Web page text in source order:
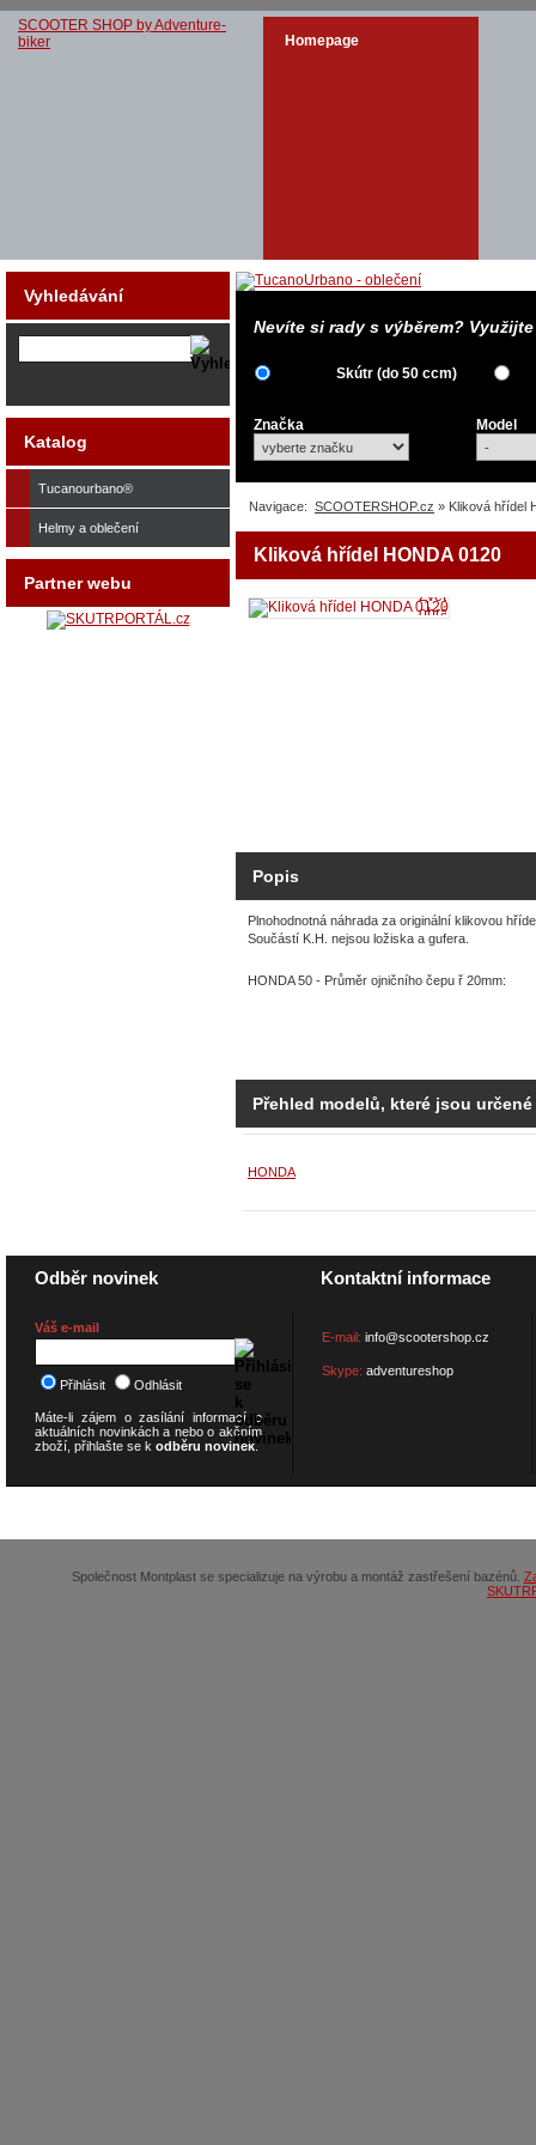
SCOOTER SHOP by Adventure-
biker
Homepage
Nevíte si rady s výběrem?
Skútr (do 50 ccm)
Značka Model
Navigace: SCOOTERSHOP.cz » Kliková hřídel
Kliková hřídel HONDA 0120
Zvětšit
obrázek
Popis
Plnohodnotná náhrada za originální klikovou
Součástí K.H. nejsou ložiska a gufera.
HONDA 50 - Průměr ojničního čepu ř 20mm:
Přehled modelů, které jsou
HONDA
Vyhledávání
Katalog
Tucanourbano®
Helmy a oblečení
Partner webu
Odběr novinek
Váš e-mail
Přihlásit Odhlásit
Máte-li zájem o zasílání informací o
aktuálních novinkách a nebo o akčním
zboží, přihlašte se k odběru novinek.
Kontaktní informace
E-mail: info@scootershop.cz
Skype: adventureshop
Společnost Montplast se specializuje na výrobu a montáž zastřešení bazénů.